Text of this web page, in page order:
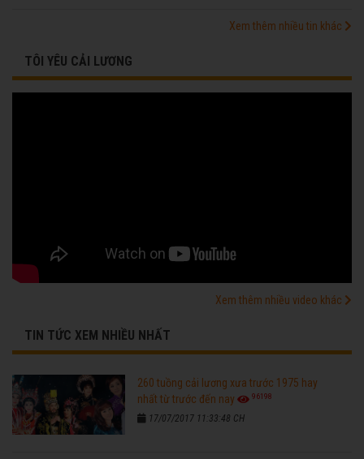
Xem thêm nhiều tin khác
TÔI YÊU CẢI LƯƠNG
Xem thêm nhiều video khác
TIN TỨC XEM NHIỀU NHẤT
260 tuồng cải lương xưa trước 1975 hay
nhất từ trước đến nay
96198
17/07/2017 11:33:48 CH